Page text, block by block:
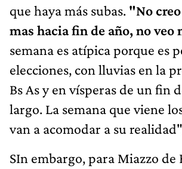
que haya más subas. "No
mas hacia fin de año, no veo
semana es atípica porque es
elecciones, con lluvias en la
Bs As y en vísperas de un fin
largo. La semana que viene
van a acomodar a su
SIn embargo, para Miazzo de